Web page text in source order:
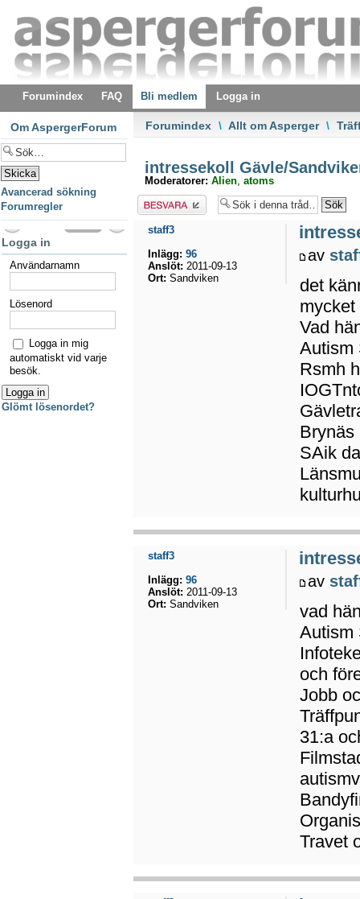
Forumindex FAQ Bli medlem Logga in
Forumindex \ Allt om Asperger \
intressekoll Gävle/
Moderatorer: Alien, atoms
Besvara
av
det
mycket
Vad
Autism
Rsmh
Brynäs
SAik
staff3
Inlägg: 96
Anslöt: 2011-09-13
Ort: Sandviken
av
vad
Autism
och
Jobb
31:a
Travet
staff3
Inlägg: 96
Anslöt: 2011-09-13
Ort: Sandviken
Om AspergerForum
Avancerad sökning
Forumregler
Logga in
Användarnamn
Lösenord
Logga in mig
automatiskt vid varje
besök.
Glömt lösenordet?